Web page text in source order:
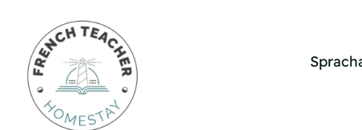
content